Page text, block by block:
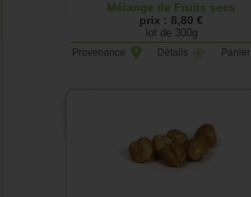
Mélange de Fruits secs
prix : 8,80 €
lot de 300g
Provenance Détails Panier